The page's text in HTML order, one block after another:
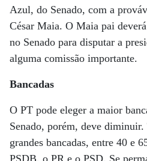
Azul, do Senado, com a
César Maia. O Maia pai
no Senado para disputar a
alguma comissão importante.
Bancadas
O PT pode eleger a maior
Senado, porém, deve
grandes bancadas, entre 40 e
PSDB, o PR e o PSD. Se